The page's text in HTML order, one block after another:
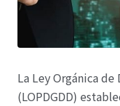
La Ley Orgánica
(LOPDGDD)